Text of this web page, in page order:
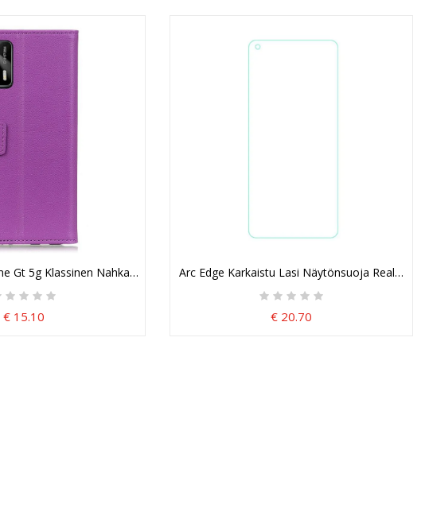
Gt 5g Klassinen Nahkaefekti
€ 15.10
Arc Edge Karkaistu Lasi Näytönsuoja Realme
€ 20.70